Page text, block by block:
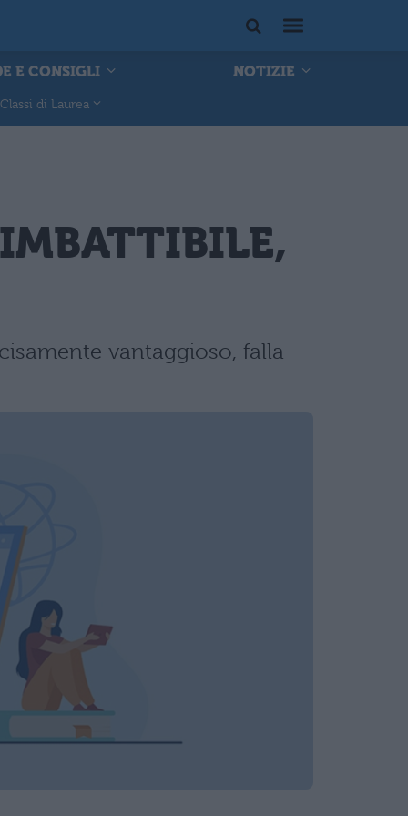
E CONSIGLI NOTIZIE
Classi di Laurea
vantaggioso, falla